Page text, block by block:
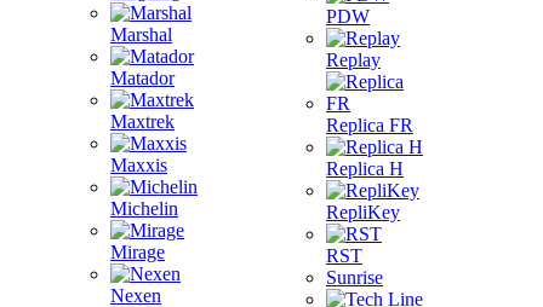
Marshal
Matador
Maxtrek
Maxxis
Michelin
Mirage
Nexen
PDW
Replay
Replica FR
Replica H
RepliKey
RST
Sunrise